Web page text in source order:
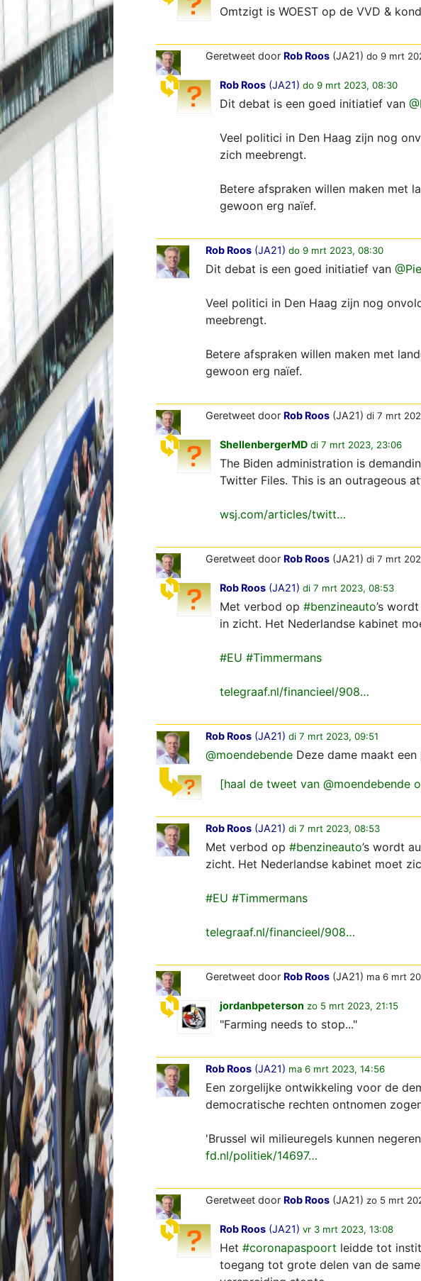
Omtzigt is WOEST op de VVD &
Geretweet door Rob Roos (JA21) do 9 mrt
Rob Roos (JA21) do 9 mrt 2023, 08:30
Dit debat is een goed initiatief van
Veel politici in Den Haag zijn nog
zich meebrengt.
Betere afspraken willen maken met
gewoon erg naïef.
Rob Roos (JA21) do 9 mrt 2023, 08:30
Dit debat is een goed initiatief van
Veel politici in Den Haag zijn nog
meebrengt.
Betere afspraken willen maken met
gewoon erg naïef.
Geretweet door Rob Roos (JA21) di 7 mrt
ShellenbergerMD di 7 mrt 2023, 23:06
The Biden administration is
Twitter Files. This is an outrageous
wsj.com/articles/twitt…
Geretweet door Rob Roos (JA21) di 7 mrt
Rob Roos (JA21) di 7 mrt 2023, 08:53
Met verbod op #benzineauto’s
in zicht. Het Nederlandse kabinet
#EU #Timmermans
telegraaf.nl/financieel/908…
Rob Roos (JA21) di 7 mrt 2023, 09:51
@moendebende Deze dame maakt een
[haal de tweet van @moendebende
Rob Roos (JA21) di 7 mrt 2023, 08:53
Met verbod op #benzineauto’s wordt
zicht. Het Nederlandse kabinet moet
#EU #Timmermans
telegraaf.nl/financieel/908…
Geretweet door Rob Roos (JA21) ma 6 mrt
jordanbpeterson zo 5 mrt 2023, 21:15
"Farming needs to stop..."
Rob Roos (JA21) ma 6 mrt 2023, 14:56
Een zorgelijke ontwikkeling voor de
democratische rechten ontnomen
'Brussel wil milieuregels kunnen
fd.nl/politiek/14697…
Geretweet door Rob Roos (JA21) zo 5 mrt
Rob Roos (JA21) vr 3 mrt 2023, 13:08
Het #coronapaspoort leidde tot
toegang tot grote delen van de